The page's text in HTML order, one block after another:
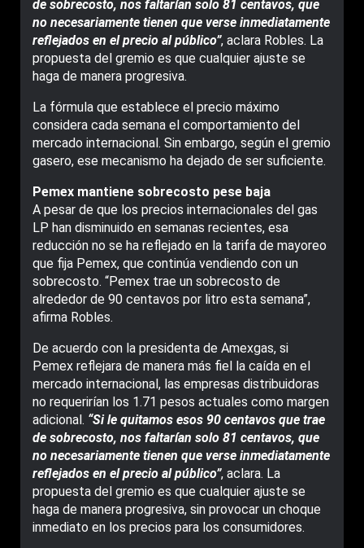
de sobrecosto, nos faltarían solo 81 centavos, que
no necesariamente tienen que verse inmediatamente
reflejados en el precio al público”, aclara Robles. La
propuesta del gremio es que cualquier ajuste se
haga de manera progresiva.
La fórmula que establece el precio máximo
considera cada semana el comportamiento del
mercado internacional. Sin embargo, según el gremio
gasero, ese mecanismo ha dejado de ser suficiente.
Pemex mantiene sobrecosto pese baja
A pesar de que los precios internacionales del gas
LP han disminuido en semanas recientes, esa
reducción no se ha reflejado en la tarifa de mayoreo
que fija Pemex, que continúa vendiendo con un
sobrecosto. “Pemex trae un sobrecosto de
alrededor de 90 centavos por litro esta semana”,
afirma Robles.
De acuerdo con la presidenta de Amexgas, si
Pemex reflejara de manera más fiel la caída en el
mercado internacional, las empresas distribuidoras
no requerirían los 1.71 pesos actuales como margen
adicional. “Si le quitamos esos 90 centavos que trae
de sobrecosto, nos faltarían solo 81 centavos, que
no necesariamente tienen que verse inmediatamente
reflejados en el precio al público”, aclara. La
propuesta del gremio es que cualquier ajuste se
haga de manera progresiva, sin provocar un choque
inmediato en los precios para los consumidores.